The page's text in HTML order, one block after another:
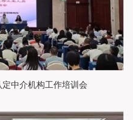
中介机构工作培训会